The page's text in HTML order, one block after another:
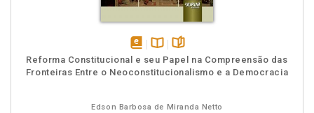
disponível
em
Disponível
na
páginas
Reforma Constitucional e seu Papel na Compreensão das
Fronteiras Entre o Neoconstitucionalismo e a Democracia
Edson Barbosa de Miranda Netto